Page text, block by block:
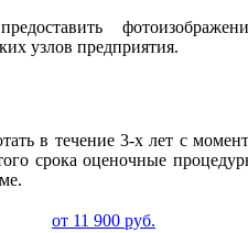
узлов предприятия.
в течение 3-х лет с
срока оценочные
от 11 900 руб.